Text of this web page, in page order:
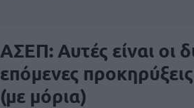
ΑΣΕΠ: Αυτές είναι οι
επόμενες
(με μόρια)